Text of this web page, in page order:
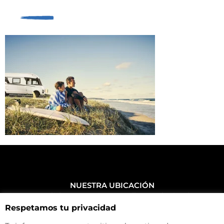
NUESTRA UBICACIÓN
Haz click aquí y mira como llegar a la tienda
CONTACTA CON NOSOTROS
+34 972 500 449
Respetamos tu privacidad